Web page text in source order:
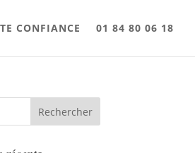
CONFIANCE 01 84 80 06 18